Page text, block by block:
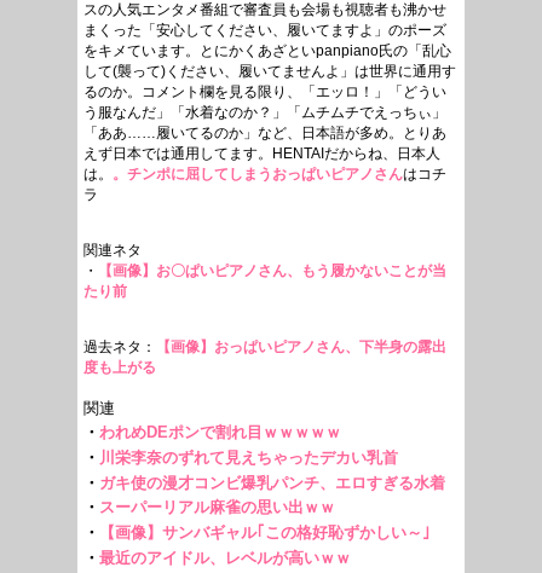
スの人気エンタメ番組で審査員も会場も視聴者も沸かせ
まくった「安心してください、履いてますよ」のポーズ
をキメています。とにかくあざといpanpiano氏の「乱心
して(襲って)ください、履いてませんよ」は世界に通用す
るのか。コメント欄を見る限り、「エッロ！」「どうい
う服なんだ」「水着なのか？」「ムチムチでえっちぃ」
「ああ……履いてるのか」など、日本語が多め。とりあ
えず日本では通用してます。HENTAIだからね、日本人
は。 。チンポに屈してしまうおっぱいピアノさんはコチ
ラ
関連ネタ
・
【画像】お〇ぱいピアノさん、もう履かないことが当
たり前
過去ネタ：
【画像】おっぱいピアノさん、下半身の露出
度も上がる